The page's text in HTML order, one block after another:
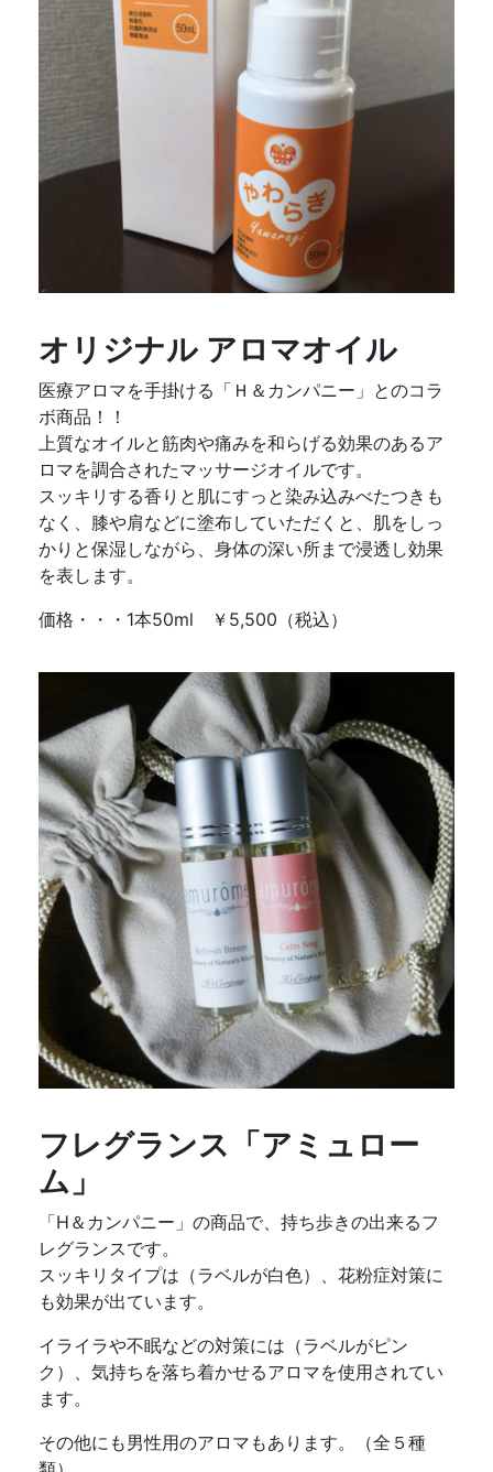
オリジナル アロマオイル
医療アロマを手掛ける「Ｈ＆カンパニー」とのコラ
ボ商品！！
上質なオイルと筋肉や痛みを和らげる効果のあるア
ロマを調合されたマッサージオイルです。
スッキリする香りと肌にすっと染み込みべたつきも
なく、膝や肩などに塗布していただくと、肌をしっ
かりと保湿しながら、身体の深い所まで浸透し効果
を表します。
価格・・・1本50ml ￥5,500（税込）
フレグランス「アミュロー
ム」
「H＆カンパニー」の商品で、持ち歩きの出来るフ
レグランスです。
スッキリタイプは（ラベルが白色）、花粉症対策に
も効果が出ています。
イライラや不眠などの対策には（ラベルがピン
ク）、気持ちを落ち着かせるアロマを使用されてい
ます。
その他にも男性用のアロマもあります。（全５種